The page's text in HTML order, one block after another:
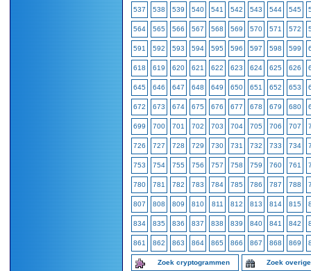
537 538 539 540 541 542 543 544 545
564 565 566 567 568 569 570 571 572
591 592 593 594 595 596 597 598 599
618 619 620 621 622 623 624 625 626
645 646 647 648 649 650 651 652 653
672 673 674 675 676 677 678 679 680
699 700 701 702 703 704 705 706 707
726 727 728 729 730 731 732 733 734
753 754 755 756 757 758 759 760 761
780 781 782 783 784 785 786 787 788
807 808 809 810 811 812 813 814 815
834 835 836 837 838 839 840 841 842
861 862 863 864 865 866 867 868 869
Zoek cryptogrammen Zoek